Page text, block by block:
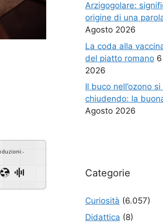
:-
Arzigogolare:
origine di una
Agosto 2026
La coda alla
del piatto romano
2026
Il buco nell’ozono
chiudendo: la
Agosto 2026
Categorie
Curiosità (6.057)
Didattica (8)